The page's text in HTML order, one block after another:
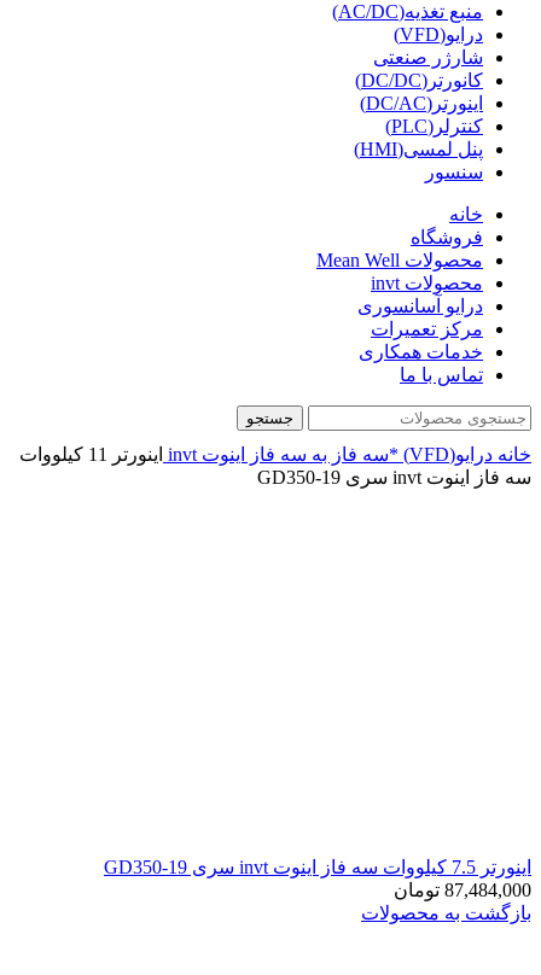
منبع تغذیه(AC/DC)
درایو(VFD)
شارژر صنعتی
کانورتر(DC/DC)
اینورتر(DC/AC)
کنترلر(PLC)
پنل لمسی(HMI)
سنسور
خانه
فروشگاه
محصولات Mean Well
محصولات invt
درایو آسانسوری
مرکز تعمیرات
خدمات همکاری
تماس با ما
جستجو
خانه درایو(VFD) *سه فاز به سه فاز اینوت invt
اينورتر 11 کیلووات
سه فاز اینوت invt سری GD350-19
اينورتر 7.5 کیلووات سه فاز اینوت invt سری GD350-19
87,484,000 تومان
بازگشت به محصولات